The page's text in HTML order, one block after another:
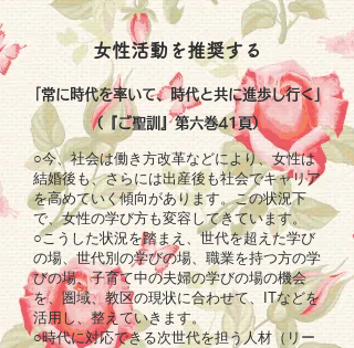
女性活動を推奨する
「常に時代を率いて、時代と共に進歩し行く」
（『ご聖訓』第六巻41頁）
○今、社会は働き方改革などにより、女性は
結婚後も、さらには出産後も社会でキャリア
を高めていく傾向があります。この状況下
で、女性の学び方も変容してきています。
○こうした状況を踏まえ、世代を超えた学び
の場、世代別の学びの場、職業を持つ方の学
びの場、子育て中の夫婦の学びの場の機会
を、圏域、教区の現状に合わせて、ITなどを
活用し、整えていきます。
○時代に対応できる次世代を担う人材（リー